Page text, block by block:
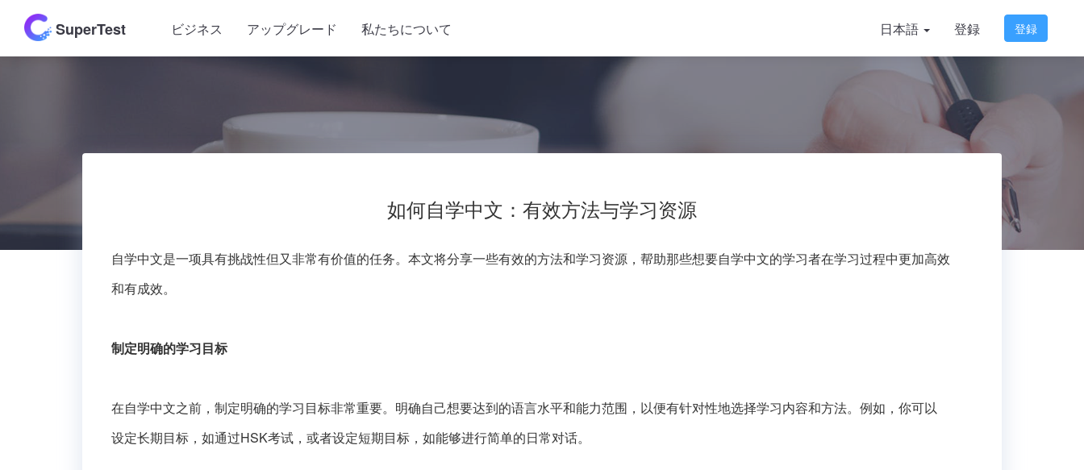
SuperTest ビジネス アップグレード 私たちについて 日本語 登録 登録
如何自学中文：有效方法与学习资源
自学中文是一项具有挑战性但又非常有价值的任务。本文将分享一些有效的方法和学习资源，帮助那些想要自学中文的学习者在学习过程中更加高效
和有成效。
制定明确的学习目标
在自学中文之前，制定明确的学习目标非常重要。明确自己想要达到的语言水平和能力范围，以便有针对性地选择学习内容和方法。例如，你可以
设定长期目标，如通过HSK考试，或者设定短期目标，如能够进行简单的日常对话。